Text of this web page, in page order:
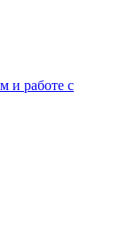
и работе с